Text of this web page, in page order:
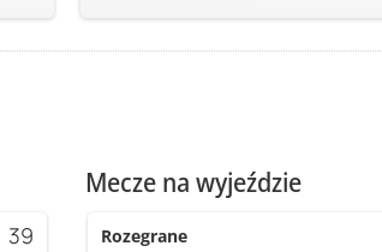
39
Mecze na wyjeździe
Rozegrane